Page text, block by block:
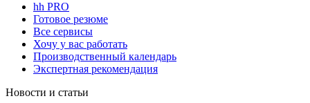
hh PRO
Готовое резюме
Все сервисы
Хочу у вас работать
Производственный календарь
Экспертная рекомендация
Новости и статьи